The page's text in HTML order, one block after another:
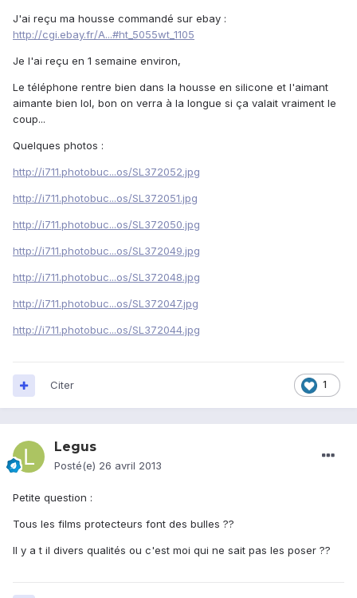
J'ai reçu ma housse commandé sur ebay :
http://cgi.ebay.fr/A...#ht_5055wt_1105
Je l'ai reçu en 1 semaine environ,
Le téléphone rentre bien dans la housse en silicone et l'aimant
aimante bien lol, bon on verra à la longue si ça valait vraiment le
coup...
Quelques photos :
http://i711.photobuc...os/SL372052.jpg
http://i711.photobuc...os/SL372051.jpg
http://i711.photobuc...os/SL372050.jpg
http://i711.photobuc...os/SL372049.jpg
http://i711.photobuc...os/SL372048.jpg
http://i711.photobuc...os/SL372047.jpg
http://i711.photobuc...os/SL372044.jpg
1
Citer
Legus
Posté(e) 26 avril 2013
Petite question :
Tous les films protecteurs font des bulles ??
Il y a t il divers qualités ou c'est moi qui ne sait pas les poser ??